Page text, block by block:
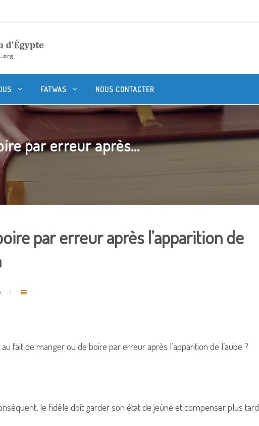
FATWAS NOUS CONTACTER
par erreur après...
par erreur après l’apparition de
fait de manger ou de boire par erreur après l’apparition de l’aube ?
le fidèle doit garder son état de jeûne et compenser plus tard